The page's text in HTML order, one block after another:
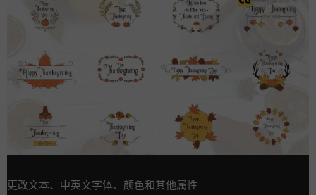
更改文本、中英文字体、颜色和其他属性